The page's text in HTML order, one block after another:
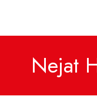
Nejat